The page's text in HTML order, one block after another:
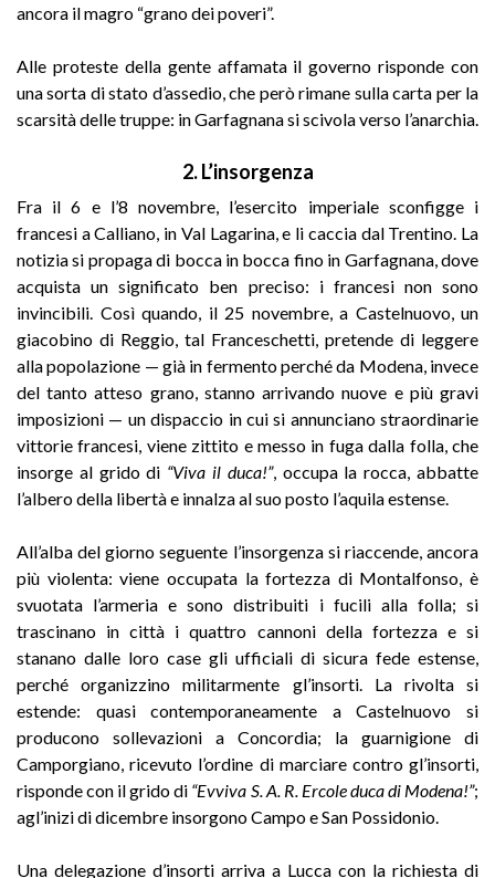
ancora il magro “grano dei poveri”.
Alle proteste della gente affamata il governo risponde con
una sorta di stato d’assedio, che però rimane sulla carta per la
scarsità delle truppe: in Garfagnana si scivola verso l’anarchia
2. L’insorgenza
Fra il 6 e l’8 novembre, l’esercito imperiale sconfigge i
francesi a Calliano, in Val Lagarina, e li caccia dal Trentino. La
notizia si propaga di bocca in bocca fino in Garfagnana, dove
acquista un significato ben preciso: i francesi non sono
invincibili. Così quando, il 25 novembre, a Castelnuovo, un
giacobino di Reggio, tal Franceschetti, pretende di leggere
alla popolazione — già in fermento perché da Modena, invece
del tanto atteso grano, stanno arrivando nuove e più gravi
imposizioni — un dispaccio in cui si annunciano straordinarie
vittorie francesi, viene zittito e messo in fuga dalla folla, che
insorge al grido di “Viva il duca!”, occupa la rocca, abbatte
l’albero della libertà e innalza al suo posto l’aquila estense.
All’alba del giorno seguente l’insorgenza si riaccende, ancora
più violenta: viene occupata la fortezza di Montalfonso, è
svuotata l’armeria e sono distribuiti i fucili alla folla; si
trascinano in città i quattro cannoni della fortezza e si
stanano dalle loro case gli ufficiali di sicura fede estense,
perché organizzino militarmente gl’insorti. La rivolta si
estende: quasi contemporaneamente a Castelnuovo si
producono sollevazioni a Concordia; la guarnigione di
Camporgiano, ricevuto l’ordine di marciare contro gl’insorti,
risponde con il grido di “Evviva S. A. R. Ercole duca di Modena!”;
agl’inizi di dicembre insorgono Campo e San Possidonio.
Una delegazione d’insorti arriva a Lucca con la richiesta di